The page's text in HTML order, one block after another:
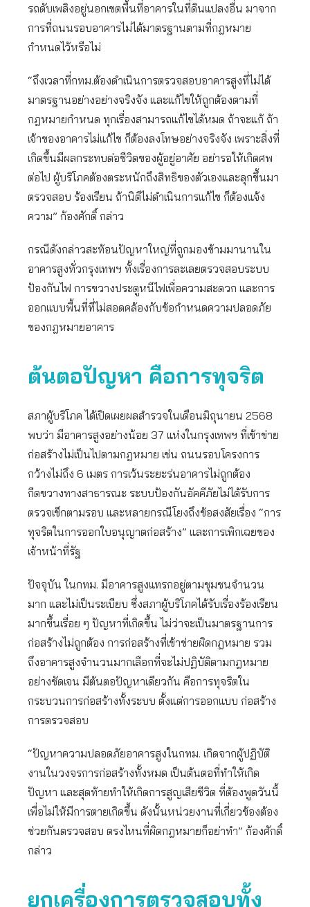
รถดับเพลิงอยู่นอกเขตพื้นที่อาคารในที่ดินแปลงอื่น มาจาก
การที่ถนนรอบอาคารไม่ได้มาตรฐานตามที่กฎหมาย
กำหนดไว้หรือไม่
“ถึงเวลาที่กทม.ต้องดำเนินการตรวจสอบอาคารสูงที่ไม่ได้
มาตรฐานอย่างอย่างจริงจัง และแก้ไขให้ถูกต้องตามที่
กฎหมายกำหนด ทุกเรื่องสามารถแก้ไขได้หมด ถ้าจะแก้ ถ้า
เจ้าของอาคารไม่แก้ไข ก็ต้องลงโทษอย่างจริงจัง เพราะสิ่งที่
เกิดขึ้นมีผลกระทบต่อชีวิตของผู้อยู่อาศัย อย่ารอให้เกิดศพ
ต่อไป ผู้บริโภคต้องตระหนักถึงสิทธิของตัวเองและลุกขึ้นมา
ตรวจสอบ ร้องเรียน ถ้านิติไม่ดำเนินการแก้ไข ก็ต้องแจ้ง
ความ” ก้องศักดิ์ กล่าว
กรณีดังกล่าวสะท้อนปัญหาใหญ่ที่ถูกมองข้ามมานานใน
อาคารสูงทั่วกรุงเทพฯ ทั้งเรื่องการละเลยตรวจสอบระบบ
ป้องกันไฟ การขวางประตูหนีไฟเพื่อความสะดวก และการ
ออกแบบพื้นที่ที่ไม่สอดคล้องกับข้อกำหนดความปลอดภัย
ของกฎหมายอาคาร
ต้นตอปัญหา คือการทุจริต
สภาผู้บริโภค ได้เปิดเผยผลสำรวจในเดือนมิถุนายน 2568
พบว่า มีอาคารสูงอย่างน้อย 37 แห่งในกรุงเทพฯ ที่เข้าข่าย
ก่อสร้างไม่เป็นไปตามกฎหมาย เช่น ถนนรอบโครงการ
กว้างไม่ถึง 6 เมตร การเว้นระยะร่นอาคารไม่ถูกต้อง
กีดขวางทางสาธารณะ ระบบป้องกันอัคคีภัยไม่ได้รับการ
ตรวจเช็กตามรอบ และหลายกรณีโยงถึงข้อสงสัยเรื่อง “การ
ทุจริตในการออกใบอนุญาตก่อสร้าง” และการเพิกเฉยของ
เจ้าหน้าที่รัฐ
ปัจจุบัน ในกทม. มีอาคารสูงแทรกอยู่ตามชุมชนจำนวน
มาก และไม่เป็นระเบียบ ซึ่งสภาผู้บริโภคได้รับเรื่องร้องเรียน
มากขึ้นเรื่อย ๆ ปัญหาที่เกิดขึ้น ไม่ว่าจะเป็นมาตรฐานการ
ก่อสร้างไม่ถูกต้อง การก่อสร้างที่เข้าข่ายผิดกฎหมาย รวม
ถึงอาคารสูงจำนวนมากเลือกที่จะไม่ปฏิบัติตามกฎหมาย
อย่างชัดเจน มีต้นตอปัญหาเดียวกัน คือการทุจริตใน
กระบวนการก่อสร้างทั้งระบบ ตั้งแต่การออกแบบ ก่อสร้าง
การตรวจสอบ
“ปัญหาความปลอดภัยอาคารสูงในกทม. เกิดจากผู้ปฏิบัติ
งานในวงจรการก่อสร้างทั้งหมด เป็นต้นตอที่ทำให้เกิด
ปัญหา และสุดท้ายทำให้เกิดการสูญเสียชีวิต ที่ต้องพูดวันนี้
เพื่อไม่ให้มีการตายเกิดขึ้น ดังนั้นหน่วยงานที่เกี่ยวข้องต้อง
ช่วยกันตรวจสอบ ตรงไหนที่ผิดกฎหมายก็อย่าทำ” ก้องศักดิ์
กล่าว
ยกเครื่องการตรวจสอบทั้ง